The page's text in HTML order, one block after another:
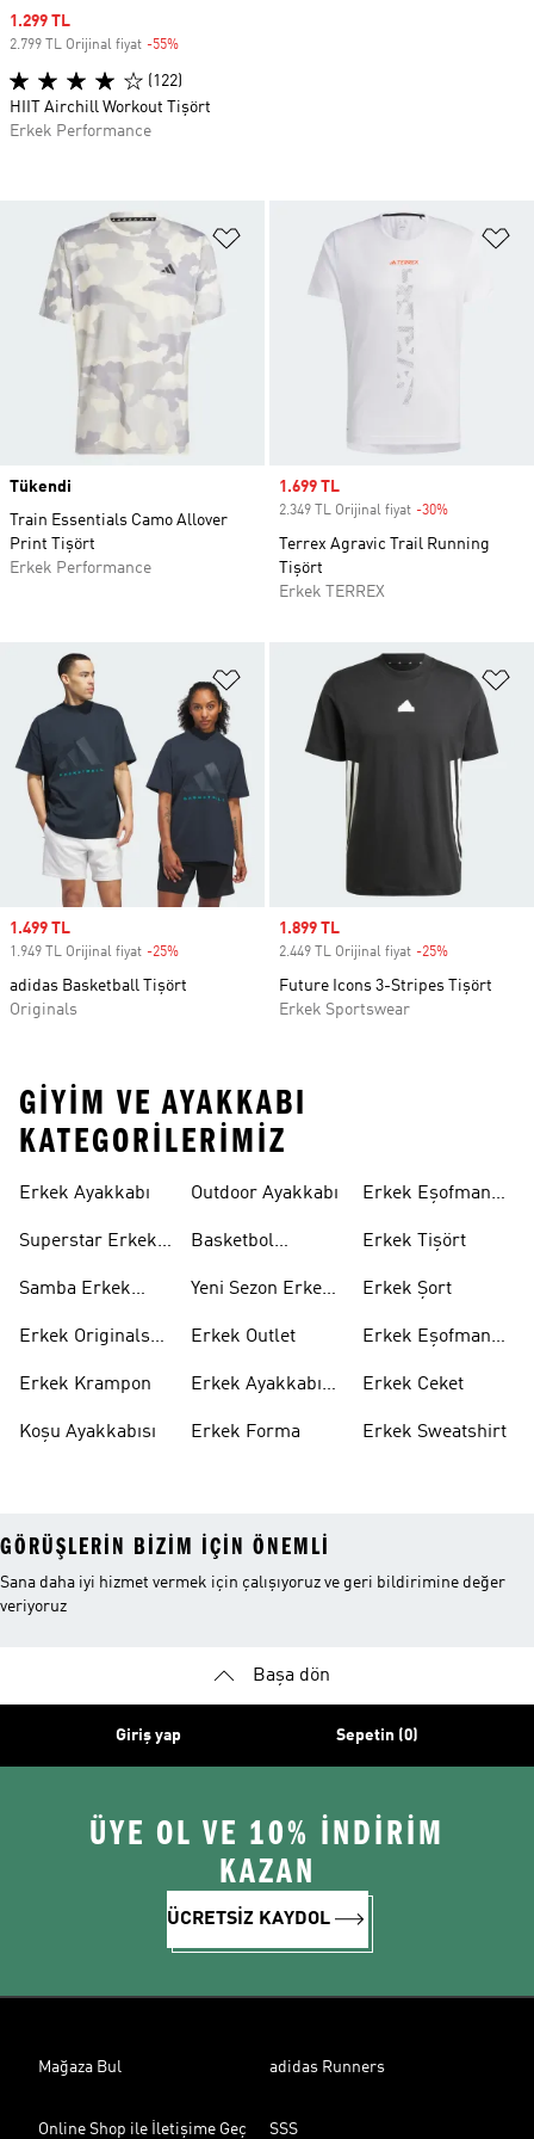
Favori Listesine Ekle
Tükendi
Train Essentials Camo Allover
Print Tişört
Erkek Performance
Sale price
1.699 TL
2.349 TL Orijinal fiyat -30%
Terrex Agravic Trail Running
Tişört
Erkek TERREX
Favori Listesine Ekle
Sale price
1.499 TL
1.949 TL Orijinal fiyat -25%
adidas Basketball Tişört
Originals
Sale price
1.899 TL
2.449 TL Orijinal fiyat -25%
Future Icons 3-Stripes Tişört
Erkek Sportswear
Sale price
1.299 TL
2.799 TL Orijinal fiyat -55%
(122)
HIIT Airchill Workout Tişört
Erkek Performance
GIYIM VE AYAKKABI
KATEGORILERIMIZ
Erkek Ayakkabı
Superstar Erkek
Samba Erkek
Erkek Originals
Erkek Krampon
Koşu Ayakkabısı
Outdoor Ayakkabı
Basketbol
Yeni Sezon Erkek
Erkek Outlet
Erkek Ayakkabı
Erkek Forma
Erkek Eşofman
Erkek Tişört
Erkek Şort
Erkek Eşofman
Erkek Ceket
Erkek Sweatshirt
GÖRÜŞLERIN BIZIM IÇIN ÖNEMLI
Sana daha iyi hizmet vermek için çalışıyoruz ve geri bildirimine değer
veriyoruz
Başa dön
Giriş yap Sepetin (0)
ÜYE OL VE 10% İNDİRİM
KAZAN
ÜCRETSİZ KAYDOL
Mağaza Bul adidas Runners
Online Shop ile İletişime Geç SSS